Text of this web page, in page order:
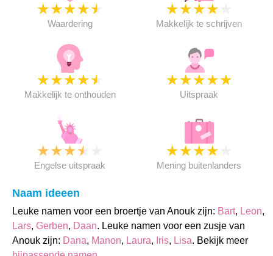
★★★★★
Waardering
★★★★
Makkelijk te schrijven
★★★★★
Makkelijk te onthouden
★★★★★
Uitspraak
★★★★
Engelse uitspraak
★★★★
Mening buitenlanders
Naam ideeen
Leuke namen voor een broertje van Anouk zijn: Bart, Leon,
Lars, Gerben, Daan. Leuke namen voor een zusje van
Anouk zijn: Dana, Manon, Laura, Iris, Lisa. Bekijk meer